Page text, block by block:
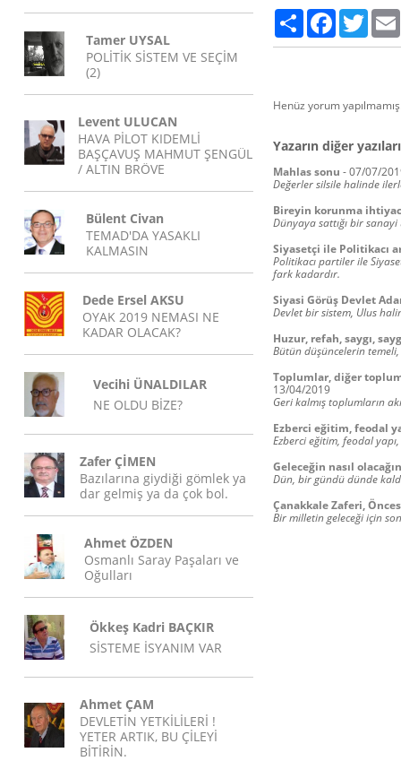
Tamer UYSAL
POLİTİK SİSTEM VE SEÇİM
(2)
Levent ULUCAN
HAVA PİLOT KIDEMLİ
BAŞÇAVUŞ MAHMUT ŞENGÜL
/ ALTIN BRÖVE
Bülent Civan
TEMAD'DA YASAKLI
KALMASIN
Dede Ersel AKSU
OYAK 2019 NEMASI NE
KADAR OLACAK?
Vecihi ÜNALDILAR
NE OLDU BİZE?
Zafer ÇİMEN
Bazılarına giydiği gömlek ya
dar gelmiş ya da çok bol.
Ahmet ÖZDEN
Osmanlı Saray Paşaları ve
Oğulları
Ökkeş Kadri BAÇKIR
SİSTEME İSYANIM VAR
Ahmet ÇAM
DEVLETİN YETKİLİLERİ !
YETER ARTIK, BU ÇİLEYİ
BİTİRİN.
Paylaş Facebook
Henüz yorum
Yazarın diğer yazıları
Mahlas sonu -07/07/
Değerler silsile halinde
Bireyin korunma
Dünyaya sattığı bir
Siyasetçi ile Politikacı
Politikacı partiler ile
fark kadardır.
Siyasi Görüş Devlet
Devlet bir sistem, Ulus
Huzur, refah, saygı,
Bütün düşüncelerin
Toplumlar, diğer
13/04/2019
Geri kalmış toplumların
Ezberci eğitim, feodal
Ezberci eğitim, feodal
Geleceğin nasıl
Dün, bir gündü dünde
Çanakkale Zaferi,
Bir milletin geleceği için